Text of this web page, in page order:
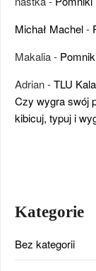
Michał Machel-
Makalia-
Adrian-TLU
Czy wygra swój
kibicuj, typuj i
Kategorie
Bez kategorii